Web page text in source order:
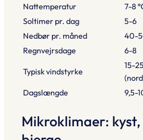
Nattemperatur
7-8
Soltimer pr. dag
5-6
Nedbør pr. måned
40-
Regnvejrsdage
6-8
Typisk vindstyrke
15-
Dagslængde
9,5-
Mikroklimaer: kyst,